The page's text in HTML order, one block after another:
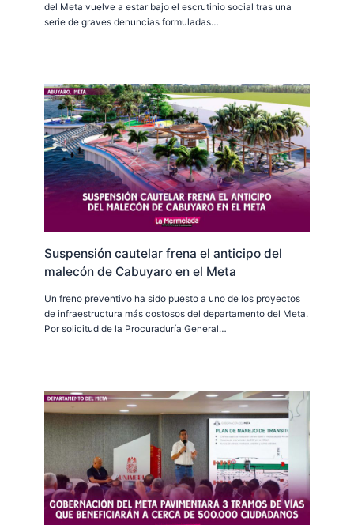
del Meta vuelve a estar bajo el escrutinio social tras una
serie de graves denuncias formuladas…
Suspensión cautelar frena el anticipo del
malecón de Cabuyaro en el Meta
Un freno preventivo ha sido puesto a uno de los proyectos
de infraestructura más costosos del departamento del Meta.
Por solicitud de la Procuraduría General…